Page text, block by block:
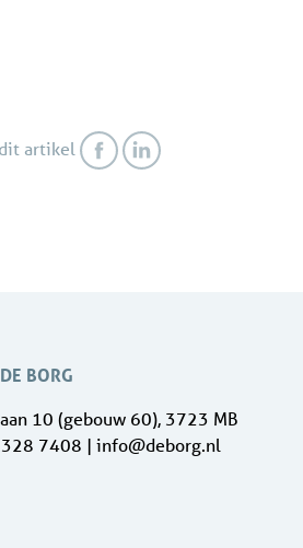
artikel
BORG
10 (gebouw 60), 3723 MB
7408 | info@deborg.nl